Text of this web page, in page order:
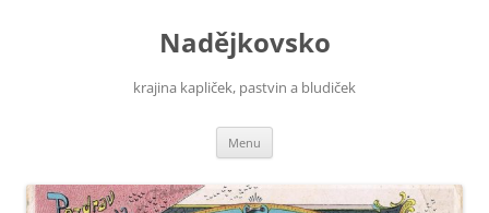
Nadějkovsko
krajina kapliček, pastvin a bludiček
Menu
webu